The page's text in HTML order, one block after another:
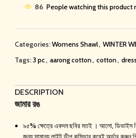
86 People watching this product
Categories:Womens Shawl, WINTER
Tags:3 pc, aarong cotton, cotton, dress
DESCRIPTION
জামার রঙ
৯৫% ক্ষেত্রে একদম ছবির মতই । আলো, ডিভাইস